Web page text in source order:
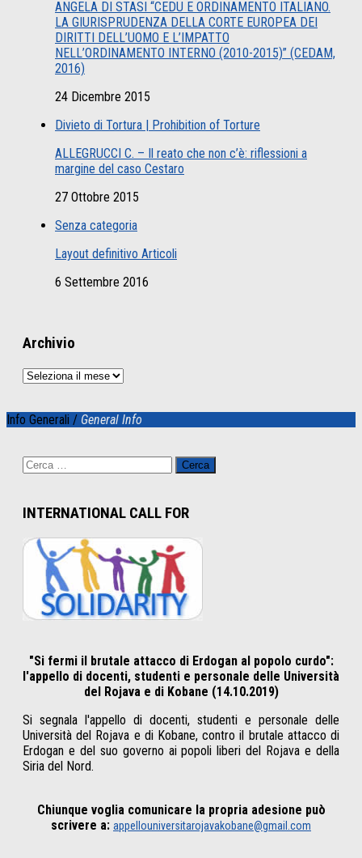
ANGELA DI STASI “CEDU E ORDINAMENTO ITALIANO.
LA GIURISPRUDENZA DELLA CORTE EUROPEA DEI
DIRITTI DELL’UOMO E L’IMPATTO
NELL’ORDINAMENTO INTERNO (2010-2015)” (CEDAM,
2016)
24 Dicembre 2015
Divieto di Tortura | Prohibition of Torture
ALLEGRUCCI C. – Il reato che non c’è: riflessioni a
margine del caso Cestaro
27 Ottobre 2015
Senza categoria
Layout definitivo Articoli
6 Settembre 2016
Archivio
Archivio
Info Generali / General Info
Ricerca
per:
INTERNATIONAL CALL FOR
"Si fermi il brutale attacco di Erdogan al popolo curdo":
l'appello di docenti, studenti e personale delle Università
del Rojava e di Kobane (14.10.2019)
Si segnala l'appello di docenti, studenti e personale delle
Università del Rojava e di Kobane, contro il brutale attacco di
Erdogan e del suo governo ai popoli liberi del Rojava e della
Siria del Nord.
Chiunque voglia comunicare la propria adesione può
scrivere a: appellouniversitarojavakobane@gmail.com